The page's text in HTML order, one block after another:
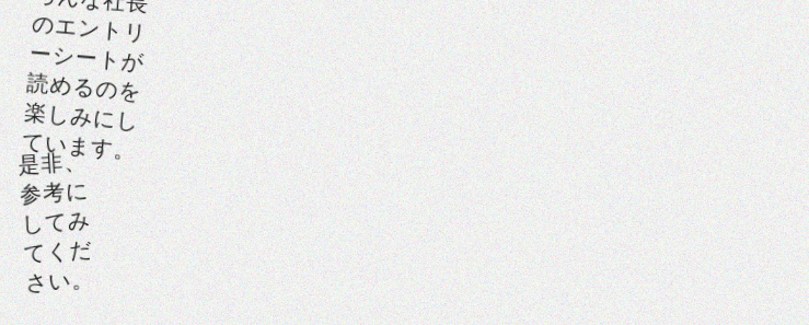
のエントリ
ーシートが
読めるのを
楽しみにし
ています。
是非、
参考に
してみ
てくだ
さい。